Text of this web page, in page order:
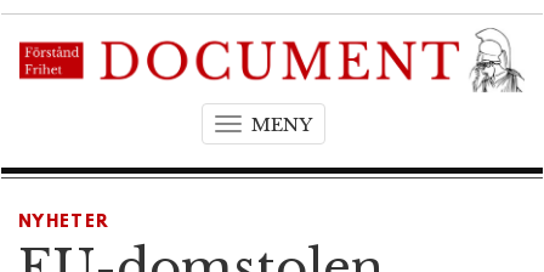
MENYT
g
l
NYHETER